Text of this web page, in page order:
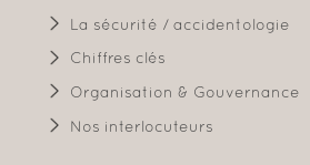
La sécurité / accidentologie
Chiffres clés
Organisation & Gouvernance
Nos interlocuteurs